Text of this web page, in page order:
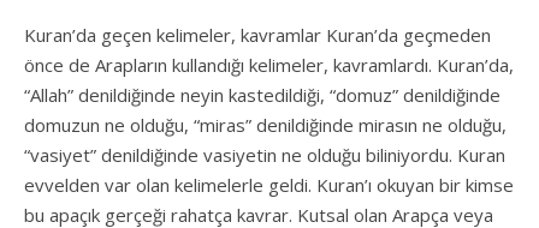
Kuran’da geçen kelimeler, kavramlar Kuran’da geçmeden
önce de Arapların kullandığı kelimeler, kavramlardı. Kuran’da,
“Allah” denildiğinde neyin kastedildiği, “domuz” denildiğinde
domuzun ne olduğu, “miras” denildiğinde mirasın ne olduğu,
“vasiyet” denildiğinde vasiyetin ne olduğu biliniyordu. Kuran
evvelden var olan kelimelerle geldi. Kuran’ı okuyan bir kimse
bu apaçık gerçeği rahatça kavrar. Kutsal olan Arapça veya